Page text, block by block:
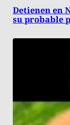
Detienen en
su probable